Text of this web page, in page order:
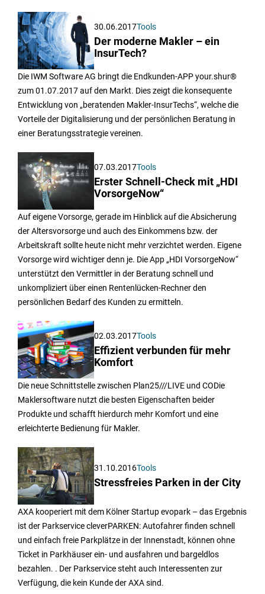
30.06.2017Tools
Der moderne Makler – ein
InsurTech?
Die IWM Software AG bringt die Endkunden-APP your.shur®
zum 01.07.2017 auf den Markt. Dies zeigt die konsequente
Entwicklung von „beratenden Makler-InsurTechs“, welche die
Vorteile der Digitalisierung und der persönlichen Beratung in
einer Beratungsstrategie vereinen.
07.03.2017Tools
Erster Schnell-Check mit „HDI
VorsorgeNow“
Auf eigene Vorsorge, gerade im Hinblick auf die Absicherung
der Altersvorsorge und auch des Einkommens bzw. der
Arbeitskraft sollte heute nicht mehr verzichtet werden. Eigene
Vorsorge wird wichtiger denn je. Die App „HDI VorsorgeNow“
unterstützt den Vermittler in der Beratung schnell und
unkompliziert über einen Rentenlücken-Rechner den
persönlichen Bedarf des Kunden zu ermitteln.
02.03.2017Tools
Effizient verbunden für mehr
Komfort
Die neue Schnittstelle zwischen Plan25///LIVE und CODie
Maklersoftware nutzt die besten Eigenschaften beider
Produkte und schafft hierdurch mehr Komfort und eine
erleichterte Bedienung für Makler.
31.10.2016Tools
Stressfreies Parken in der City
AXA kooperiert mit dem Kölner Startup evopark – das Ergebnis
ist der Parkservice cleverPARKEN: Autofahrer finden schnell
und einfach freie Parkplätze in der Innenstadt, können ohne
Ticket in Parkhäuser ein- und ausfahren und bargeldlos
bezahlen. . Der Parkservice steht auch Interessenten zur
Verfügung, die kein Kunde der AXA sind.